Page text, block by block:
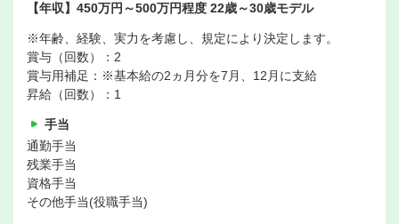
【年収】450万円～500万円程度 22歳～30歳モデル
※年齢、経験、実力を考慮し、規定により決定します。
賞与（回数）：2
賞与用補足：※基本給の2ヵ月分を7月、12月に支給
昇給（回数）：1
手当
通勤手当
残業手当
資格手当
その他手当(役職手当)